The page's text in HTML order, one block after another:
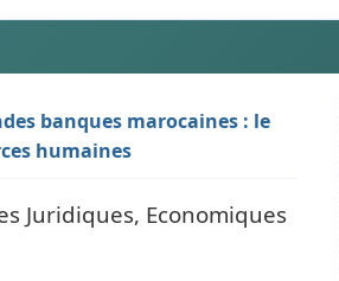
banques marocaines : le
humaines
Juridiques, Economiques